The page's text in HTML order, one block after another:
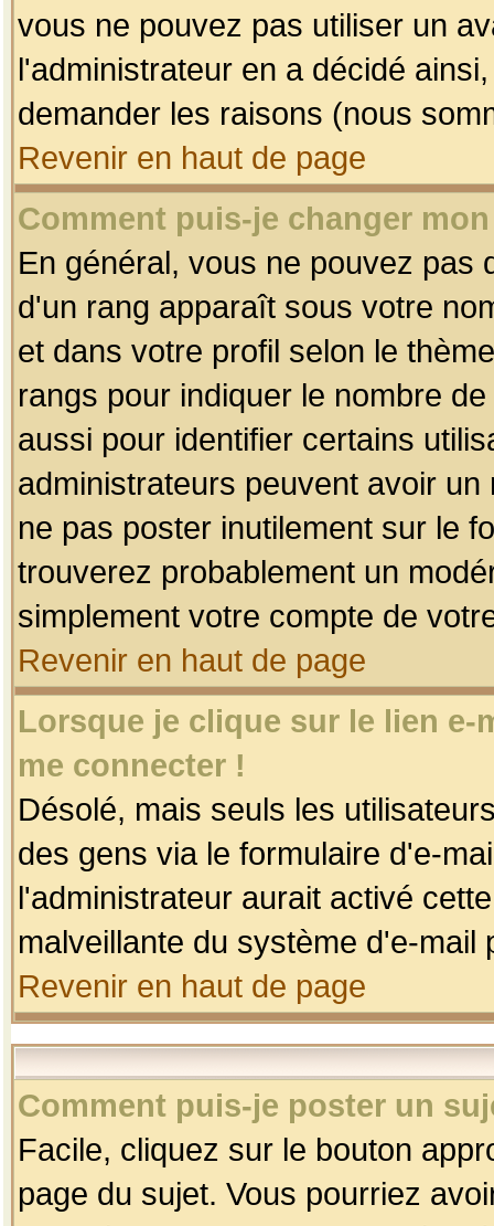
vous ne pouvez pas utiliser un
l'administrateur en a décidé
demander les raisons (nous
Revenir en haut de page
Comment puis-je changer
En général, vous ne pouvez pas
d'un rang apparaît sous votre
et dans votre profil selon le
rangs pour indiquer le nombre
aussi pour identifier certains
administrateurs peuvent avoir
ne pas poster inutilement sur le
trouverez probablement un
simplement votre compte de
Revenir en haut de page
Lorsque je clique sur le lien
me connecter !
Désolé, mais seuls les
des gens via le formulaire d'e-
l'administrateur aurait activé
malveillante du système d'e-
Revenir en haut de page
Comment puis-je poster un
Facile, cliquez sur le bouton
page du sujet. Vous pourriez